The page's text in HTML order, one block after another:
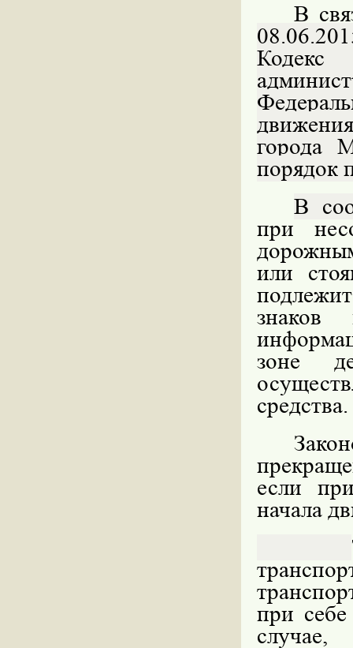
В
города
порядок
В
при
или
знаков
зоне
средства.
если
начала
при
случае,